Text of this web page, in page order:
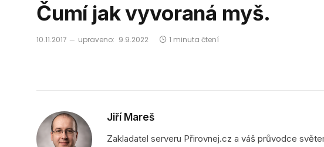
Čumí jak vyvoraná myš.
10.11.2017 upraveno: 9.9.2022 1 minuta čtení
Jiří Mareš
Zakladatel serveru Přirovnej.cz a váš průvodce